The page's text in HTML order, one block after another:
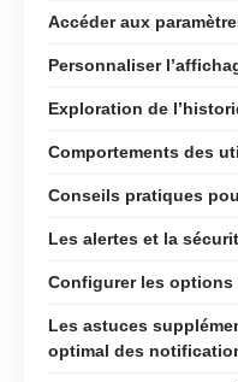
Accéder aux
Personnaliser
Exploration de
Comportements des
Conseils pratiques
Les alertes et la
Configurer les
Les astuces
optimal des